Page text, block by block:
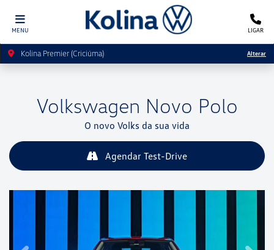
MENU LIGAR
Kolina Premier (Criciúma) Alterar
Volkswagen Novo Polo
O novo Volks da sua vida
Agendar Test-Drive